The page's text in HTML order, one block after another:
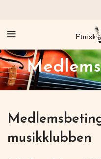
musikklubben